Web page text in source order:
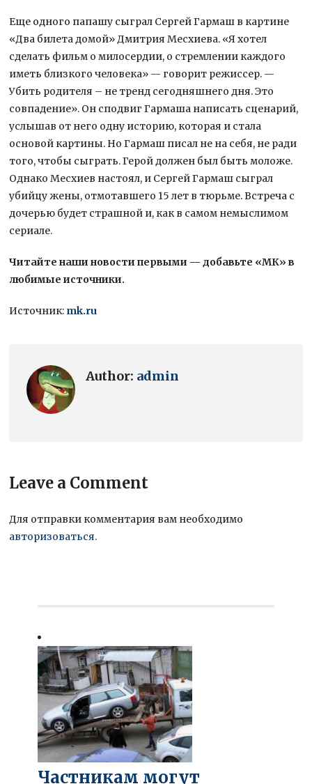
Еще одного папашу сыграл Сергей Гармаш в картине
«Два билета домой» Дмитрия Месхиева. «Я хотел
сделать фильм о милосердии, о стремлении каждого
иметь близкого человека» — говорит режиссер. —
Убить родителя – не тренд сегодняшнего дня. Это
совпадение». Он сподвиг Гармаша написать сценарий,
услышав от него одну историю, которая и стала
основой картины. Но Гармаш писал не на себя, не ради
того, чтобы сыграть. Герой должен был быть моложе.
Однако Месхиев настоял, и Сергей Гармаш сыграл
убийцу жены, отмотавшего 15 лет в тюрьме. Встреча с
дочерью будет страшной и, как в самом немыслимом
сериале.
Читайте наши новости первыми — добавьте «МК» в
любимые источники.
Источник: mk.ru
Author: admin
Leave a Comment
Для отправки комментария вам необходимо
авторизоваться.
Частникам могут